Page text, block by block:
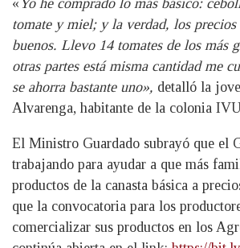
tomate y miel; y la verdad, los precios
buenos. Llevo 14 tomates de los más
otras partes está misma cantidad me
se ahorra bastante uno», detalló la
Alvarenga, habitante de la colonia
El Ministro Guardado subrayó que el
trabajando para ayudar a que más
productos de la canasta básica a
que la convocatoria para los
comercializar sus productos en los